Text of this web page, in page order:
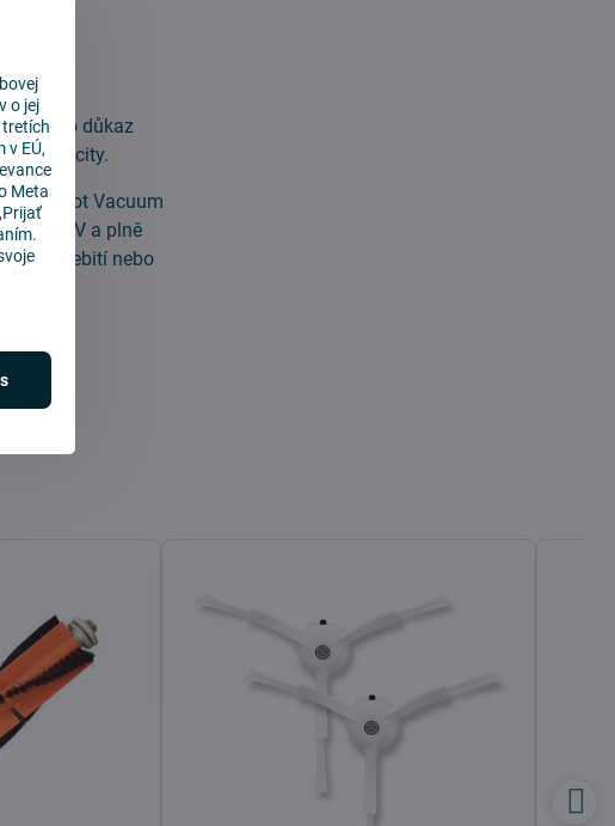
Jako důkaz
kapacity.
Mi Robot Vacuum
14,4 V a plně
proti přebití nebo
o jej
tretích
v EÚ,
Meta